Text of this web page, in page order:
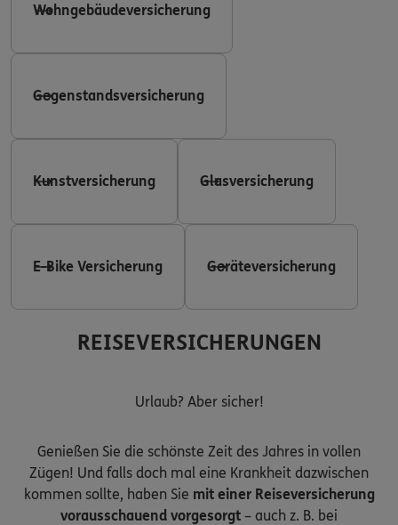
Wohngebäudeversicherung
Gegenstandsversicherung
Kunstversicherung Glasversicherung
E-Bike Versicherung Geräteversicherung
REISEVERSICHERUNGEN
Urlaub? Aber sicher!
Genießen Sie die schönste Zeit des Jahres in vollen
Zügen! Und falls doch mal eine Krankheit dazwischen
kommen sollte, haben Sie mit einer Reiseversicherung
vorausschauend vorgesorgt – auch z. B. bei